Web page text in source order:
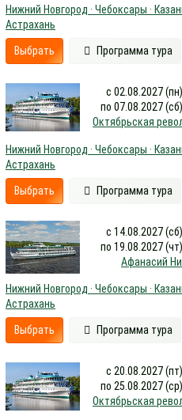
Нижний Новгород · Чебоксары ·
Астрахань
Выбрать Программа тура
с 02.08.2027
по 07.08.2027
Октябрьская
Нижний Новгород · Чебоксары ·
Астрахань
Выбрать Программа тура
с 14.08.2027
по 19.08.2027
Афанасий
Нижний Новгород · Чебоксары ·
Астрахань
Выбрать Программа тура
с 20.08.2027
по 25.08.2027
Октябрьская